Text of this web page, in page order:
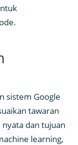
sistem Google
tawaran
dan tujuan
learning,